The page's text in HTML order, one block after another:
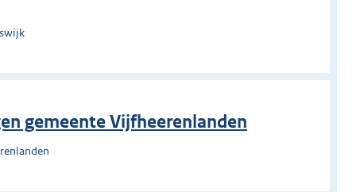
gemeente Vijfheerenlanden